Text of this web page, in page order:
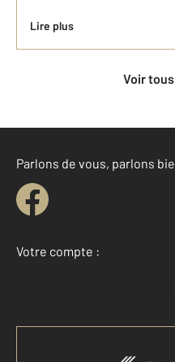
Lire plus
Voir
Parlons de vous, parlons
Votre compte :
Accéder